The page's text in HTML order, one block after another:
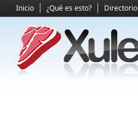
Inicio ¿Qué es esto? Directorio